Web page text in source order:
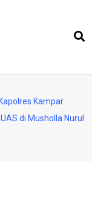
Kapolres Kampar
di Musholla Nurul